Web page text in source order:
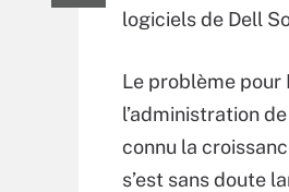
logiciels de Dell
Le problème pour
l’administration
connu la
s’est sans doute